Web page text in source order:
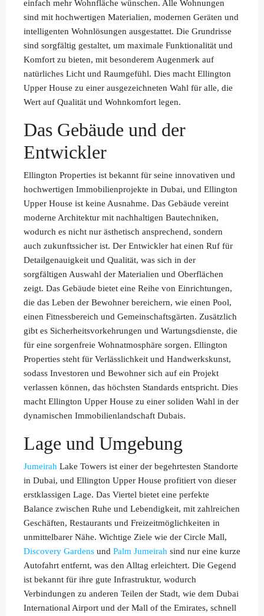
einfach mehr Wohnfläche wünschen. Alle Wohnungen
sind mit hochwertigen Materialien, modernen Geräten und
intelligenten Wohnlösungen ausgestattet. Die Grundrisse
sind sorgfältig gestaltet, um maximale Funktionalität und
Komfort zu bieten, mit besonderem Augenmerk auf
natürliches Licht und Raumgefühl. Dies macht Ellington
Upper House zu einer ausgezeichneten Wahl für alle, die
Wert auf Qualität und Wohnkomfort legen.
Das Gebäude und der
Entwickler
Ellington Properties ist bekannt für seine innovativen und
hochwertigen Immobilienprojekte in Dubai, und Ellington
Upper House ist keine Ausnahme. Das Gebäude vereint
moderne Architektur mit nachhaltigen Bautechniken,
wodurch es nicht nur ästhetisch ansprechend, sondern
auch zukunftssicher ist. Der Entwickler hat einen Ruf für
Detailgenauigkeit und Qualität, was sich in der
sorgfältigen Auswahl der Materialien und Oberflächen
zeigt. Das Gebäude bietet eine Reihe von Einrichtungen,
die das Leben der Bewohner bereichern, wie einen Pool,
einen Fitnessbereich und Gemeinschaftsgärten. Zusätzlich
gibt es Sicherheitsvorkehrungen und Wartungsdienste, die
für eine sorgenfreie Wohnatmosphäre sorgen. Ellington
Properties steht für Verlässlichkeit und Handwerkskunst,
sodass Investoren und Bewohner sich auf ein Projekt
verlassen können, das höchsten Standards entspricht. Dies
macht Ellington Upper House zu einer soliden Wahl in der
dynamischen Immobilienlandschaft Dubais.
Lage und Umgebung
Jumeirah Lake Towers ist einer der begehrtesten Standorte
in Dubai, und Ellington Upper House profitiert von dieser
erstklassigen Lage. Das Viertel bietet eine perfekte
Balance zwischen Ruhe und Lebendigkeit, mit zahlreichen
Geschäften, Restaurants und Freizeitmöglichkeiten in
unmittelbarer Nähe. Wichtige Ziele wie der Circle Mall,
Discovery Gardens und Palm Jumeirah sind nur eine kurze
Autofahrt entfernt, was den Alltag erleichtert. Die Gegend
ist bekannt für ihre gute Infrastruktur, wodurch
Verbindungen zu anderen Teilen der Stadt, wie dem Dubai
International Airport und der Mall of the Emirates, schnell